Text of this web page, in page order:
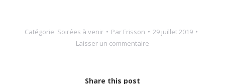
Catégorie Soirées à venir Par Frisson
29 juillet 2019
Laisser un commentaire
Share this post